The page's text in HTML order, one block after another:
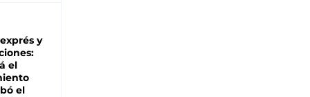
y
el
el